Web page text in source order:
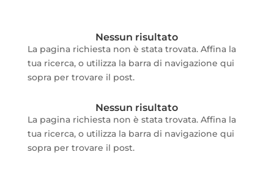
Nessun risultato
La pagina richiesta non è stata trovata. Affina la
tua ricerca, o utilizza la barra di navigazione qui
sopra per trovare il post.
Nessun risultato
La pagina richiesta non è stata trovata. Affina la
tua ricerca, o utilizza la barra di navigazione qui
sopra per trovare il post.